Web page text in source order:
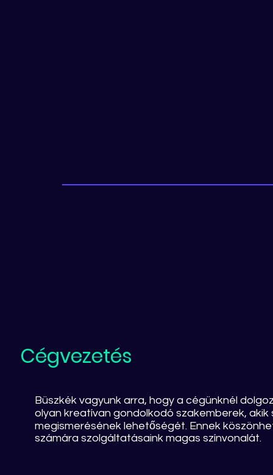
Büszkék vagyunk arra, hogy a cégünknél
olyan kreatívan gondolkodó szakemberek,
megismerésének lehetőségét. Ennek
számára szolgáltatásaink magas színvonalát.
Cégvezetés